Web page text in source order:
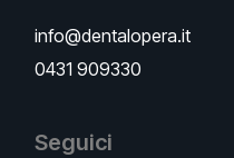
info@dentalopera.it
0431 909330
Seguici